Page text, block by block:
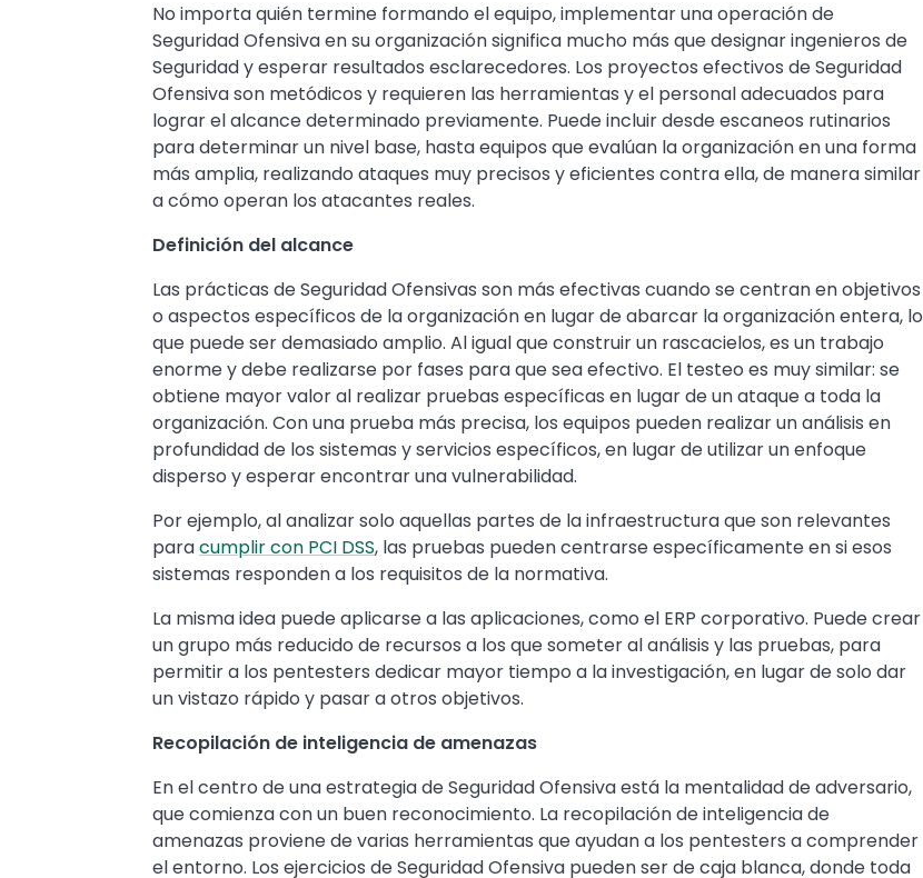
No importa quién termine formando el equipo, implementar una operación de
Seguridad Ofensiva en su organización significa mucho más que designar ingenieros de
Seguridad y esperar resultados esclarecedores. Los proyectos efectivos de Seguridad
Ofensiva son metódicos y requieren las herramientas y el personal adecuados para
lograr el alcance determinado previamente. Puede incluir desde escaneos rutinarios
para determinar un nivel base, hasta equipos que evalúan la organización en una forma
más amplia, realizando ataques muy precisos y eficientes contra ella, de manera similar
a cómo operan los atacantes reales.
Definición del alcance
Las prácticas de Seguridad Ofensivas son más efectivas cuando se centran en objetivos
o aspectos específicos de la organización en lugar de abarcar la organización entera, lo
que puede ser demasiado amplio. Al igual que construir un rascacielos, es un trabajo
enorme y debe realizarse por fases para que sea efectivo. El testeo es muy similar: se
obtiene mayor valor al realizar pruebas específicas en lugar de un ataque a toda la
organización. Con una prueba más precisa, los equipos pueden realizar un análisis en
profundidad de los sistemas y servicios específicos, en lugar de utilizar un enfoque
disperso y esperar encontrar una vulnerabilidad.
Por ejemplo, al analizar solo aquellas partes de la infraestructura que son relevantes
paracumplir con PCI DSS, las pruebas pueden centrarse específicamente en si esos
sistemas responden a los requisitos de la normativa.
La misma idea puede aplicarse a las aplicaciones, como el ERP corporativo. Puede crear
un grupo más reducido de recursos a los que someter al análisis y las pruebas, para
permitir a los pentesters dedicar mayor tiempo a la investigación, en lugar de solo dar
un vistazo rápido y pasar a otros objetivos.
Recopilación de inteligencia de amenazas
En el centro de una estrategia de Seguridad Ofensiva está la mentalidad de adversario,
que comienza con un buen reconocimiento. La recopilación de inteligencia de
amenazas proviene de varias herramientas que ayudan a los pentesters a comprender
el entorno. Los ejercicios de Seguridad Ofensiva pueden ser de caja blanca, donde toda